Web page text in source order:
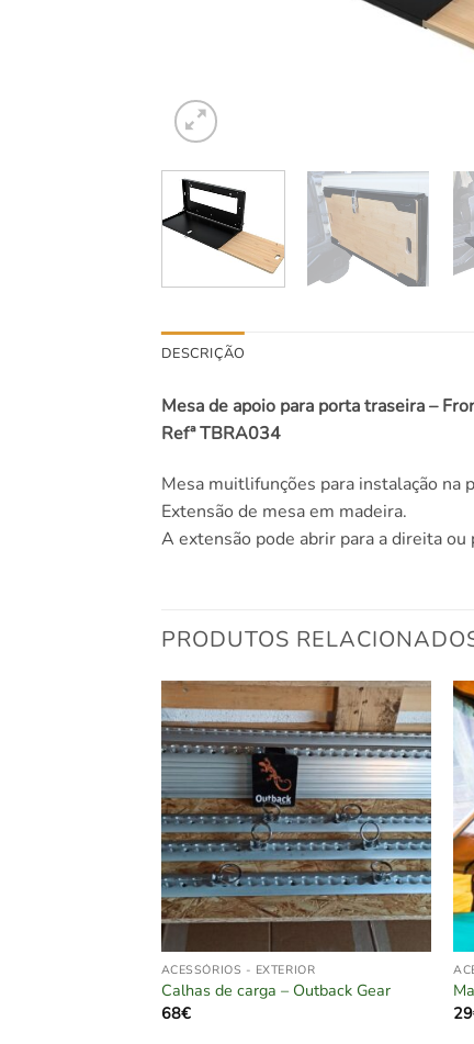
DESCRIÇÃO
Mesa de apoio para porta traseira –
Refª TBRA034
Mesa muitlifunções para instalação na
Extensão de mesa em madeira.
A extensão pode abrir para a direita ou
PRODUTOS
ACESSÓRIOS - EXTERIOR
Calhas de carga – Outback Gear
68€
29